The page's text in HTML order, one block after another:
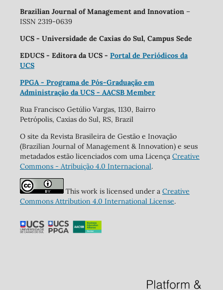
Brazilian Journal of Management and Innovation –
ISSN 2319-0639
UCS - Universidade de Caxias do Sul, Campus Sede
EDUCS - Editora da UCS - Portal de Periódicos da
UCS
PPGA - Programa de Pós-Graduação em
Administração da UCS - AACSB Member
Rua Francisco Getúlio Vargas, 1130, Bairro
Petrópolis, Caxias do Sul, RS, Brazil
O site da Revista Brasileira de Gestão e Inovação
(Brazilian Journal of Management & Innovation) e seus
metadados estão licenciados com uma Licença Creative
Commons - Atribuição 4.0 Internacional.
This work is licensed under a Creative
Commons Attribution 4.0 International License.